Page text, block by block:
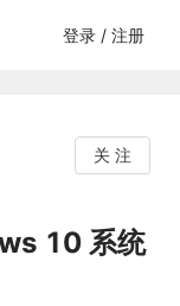
登录 / 注册
关 注
10 系统